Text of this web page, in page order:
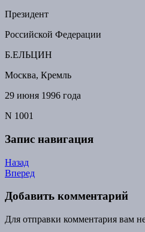
Президент
Российской Федерации
Б.ЕЛЬЦИН
Москва, Кремль
29 июня 1996 года
N 1001
Запис навигация
Назад
Вперед
Добавить комментарий
Для отправки комментария вам